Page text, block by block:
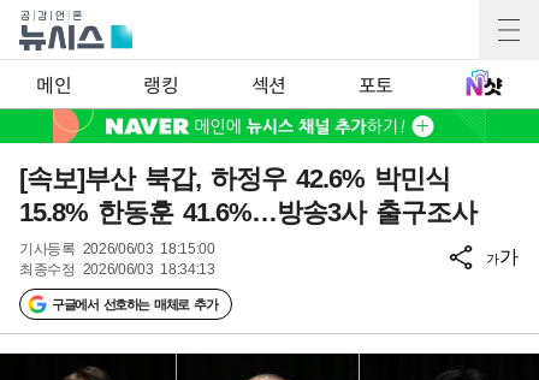
메인 랭킹 섹션 포토
[속보]부산 북갑, 하정우 42.6% 박민식
15.8% 한동훈 41.6%…방송3사 출구조사
기사등록 2026/06/03 18:15:00
최종수정 2026/06/03 18:34:13
구글에서 선호하는 매체로 추가
가가